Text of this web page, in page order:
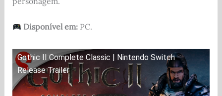
Disponível em:PC.
Gothic II Complete Classic | Nintendo Switch
Release Trailer